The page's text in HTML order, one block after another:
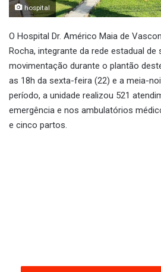
hospital
O Hospital Dr. Américo Maia de
Rocha, integrante da rede estadual de
movimentação durante o plantão
as 18h da sexta-feira (22) e a meia-
período, a unidade realizou 521
emergência e nos ambulatórios
e cinco partos.